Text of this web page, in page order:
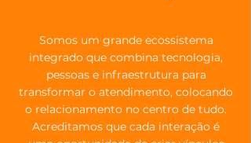
Somos um grande ecossistema
integrado que combina tecnologia,
pessoas e infraestrutura para
transformar o atendimento, colocando
o relacionamento no centro de tudo.
Acreditamos que cada interação é